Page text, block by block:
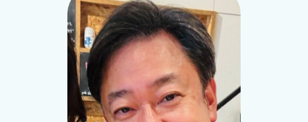
評判・口コミ
給付金がもらえる転職支援を活用する方
1年以上ご通院を続けている方